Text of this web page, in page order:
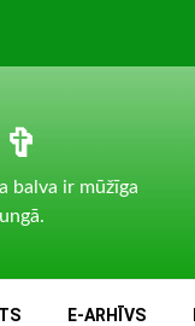
✞
balva ir mūžīga
E-ARHĪVS